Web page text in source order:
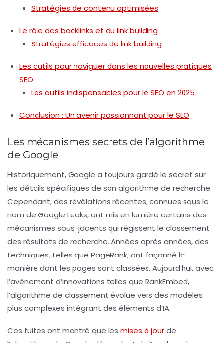
Stratégies de contenu optimisées
Le rôle des backlinks et du link building
Stratégies efficaces de link building
Les outils pour naviguer dans les nouvelles pratiques
SEO
Les outils indispensables pour le SEO en 2025
Conclusion : Un avenir passionnant pour le SEO
Les mécanismes secrets de l’algorithme
de Google
Historiquement, Google a toujours gardé le secret sur
les détails spécifiques de son algorithme de recherche.
Cependant, des révélations récentes, connues sous le
nom de Google Leaks, ont mis en lumière certains des
mécanismes sous-jacents qui régissent le classement
des résultats de recherche. Années après années, des
techniques, telles que PageRank, ont façonné la
manière dont les pages sont classées. Aujourd’hui, avec
l’avènement d’innovations telles que RankEmbed,
l’algorithme de classement évolue vers des modèles
plus complexes intégrant des éléments d’IA.
Ces fuites ont montré que les mises à jourde